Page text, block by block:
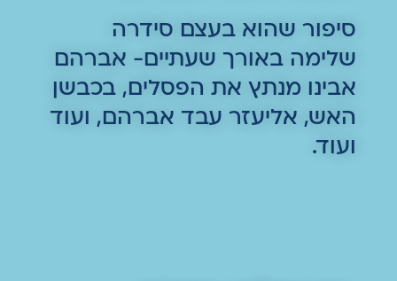
סיפור שהוא בעצם סידרה
שלימה באורך שעתיים- אברהם
אבינו מנתץ את הפסלים, בכבשן
האש, אליעזר עבד אברהם, ועוד
ועוד.